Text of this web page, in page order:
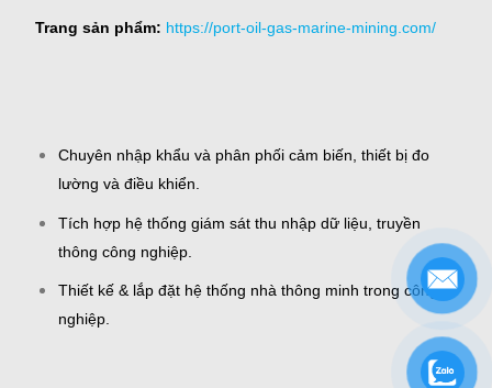
Trang sản phẩm: https://port-oil-gas-marine-mining.com/
Chuyên nhập khẩu và phân phối cảm biến, thiết bị đo
lường và điều khiển.
Tích hợp hệ thống giám sát thu nhập dữ liệu, truyền
thông công nghiệp.
Thiết kế & lắp đặt hệ thống nhà thông minh trong công
nghiệp.